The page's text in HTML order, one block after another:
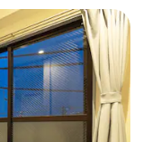
բնակարան